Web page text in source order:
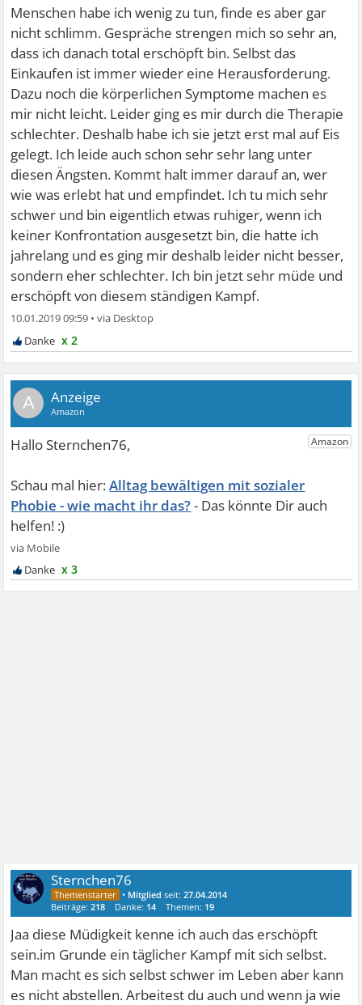
Menschen habe ich wenig zu tun, finde es aber gar
nicht schlimm. Gespräche strengen mich so sehr an,
dass ich danach total erschöpft bin. Selbst das
Einkaufen ist immer wieder eine Herausforderung.
Dazu noch die körperlichen Symptome machen es
mir nicht leicht. Leider ging es mir durch die Therapie
schlechter. Deshalb habe ich sie jetzt erst mal auf Eis
gelegt. Ich leide auch schon sehr sehr lang unter
diesen Ängsten. Kommt halt immer darauf an, wer
wie was erlebt hat und empfindet. Ich tu mich sehr
schwer und bin eigentlich etwas ruhiger, wenn ich
keiner Konfrontation ausgesetzt bin, die hatte ich
jahrelang und es ging mir deshalb leider nicht besser,
sondern eher schlechter. Ich bin jetzt sehr müde und
erschöpft von diesem ständigen Kampf.
10.01.2019 09:59 •
x 2
A
Alltag bewältigen mit sozialer
Phobie - wie macht ihr das?
x 3
Sternchen76
• Mitglied seit:27.04.2014
Beiträge:218 Danke: 14 Themen: 19
Jaa diese Müdigkeit kenne ich auch das erschöpft
sein.im Grunde ein täglicher Kampf mit sich selbst.
Man macht es sich selbst schwer im Leben aber kann
es nicht abstellen. Arbeitest du auch und wenn ja wie